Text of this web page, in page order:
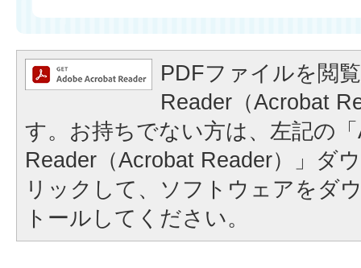
PDFファイルを閲
Reader（Acrobat
す。お持ちでない方は、左記の
Reader（Acrobat Reader）」ダ
リックして、ソフトウェアをダ
トールしてください。